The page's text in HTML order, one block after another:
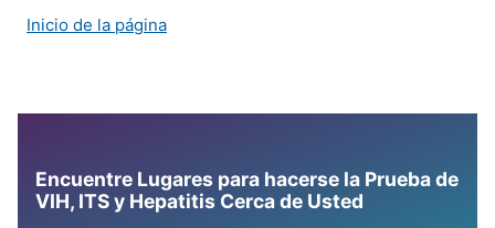
Inicio de la página
Encuentre Lugares para hacerse la Prueba de
VIH, ITS y Hepatitis Cerca de Usted